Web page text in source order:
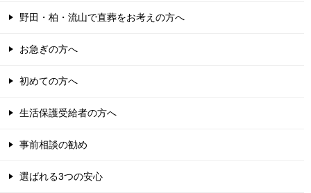
野田・柏・流山で直葬をお考えの方へ
お急ぎの方へ
初めての方へ
生活保護受給者の方へ
事前相談の勧め
選ばれる3つの安心